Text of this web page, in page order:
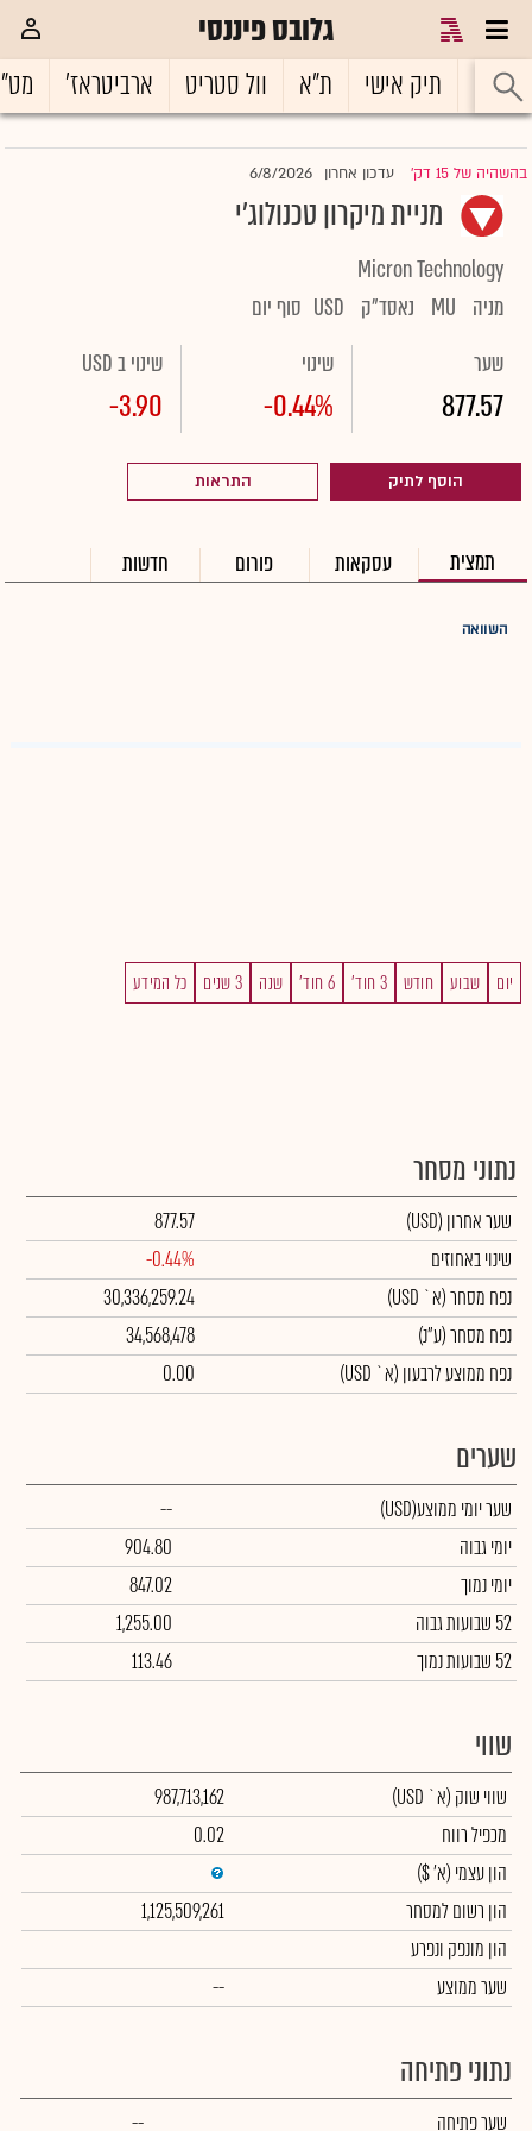
גלובס פיננסי
ראשי תיק אישי ת"א וול סטריט ארביטראז'
בהשהיה של 15 דק' |עדכון אחרון 6/8/2026
מניית מיקרון טכנולוג'י
Micron Technology
מניה
MU נאסד"ק USD סוף יום
שער
877.57
שינוי
-0.44%
שינוי ב USD
-3.90
הוסף לתיק התראות
תמצית עסקאות פורום חדשות
השוואה
יום שבוע חודש 3 חוד' 6 חוד' שנה 3 שנים כל המידע
נתוני מסחר
שער אחרון (USD)
877.57
שינוי באחוזים
-0.44%
נפח מסחר(א` USD)
30,336,259.24
נפח מסחר(ע"נ)
34,568,478
נפח ממוצע לרבעון (א` USD)
0.00
שערים
שער יומי ממוצע(USD)
--
יומי גבוה
904.80
יומי נמוך
847.02
52 שבועות גבוה
1,255.00
52 שבועות נמוך
113.46
שווי
שווי שוק (א` USD)
987,713,162
מכפיל רווח
0.02
הון עצמי (א' $)
הון רשום למסחר
1,125,509,261
הון מונפק ונפרע
שער ממוצע
--
נתוני פתיחה
שער פתיחה --